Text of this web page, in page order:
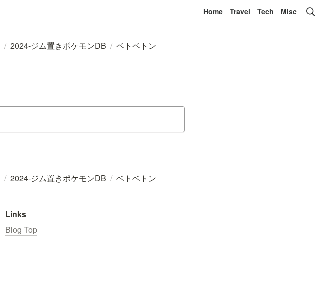
Home Travel Tech Misc
/ 2024-ジム置きポケモンDB / ベトベトン
/ 2024-ジム置きポケモンDB / ベトベトン
Links
Blog Top